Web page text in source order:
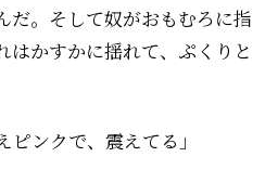
だ。そして奴がおもむろに指
はかすかに揺れて、ぷくりと
ピンクで、震えてる」